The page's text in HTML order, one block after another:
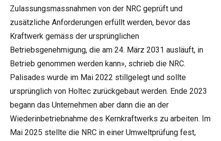
Zulassungsmassnahmen von der NRC geprüft und
zusätzliche Anforderungen erfüllt werden, bevor das
Kraftwerk gemäss der ursprünglichen
Betriebsgenehmigung, die am 24. März 2031 ausläuft, in
Betrieb genommen werden kann», schrieb die NRC.
Palisades wurde im Mai 2022 stillgelegt und sollte
ursprünglich von Holtec zurückgebaut werden. Ende 2023
begann das Unternehmen aber dann die an der
Wiederinbetriebnahme des Kernkraftwerks zu arbeiten. Im
Mai 2025 stellte die NRC in einer Umweltprüfung fest,